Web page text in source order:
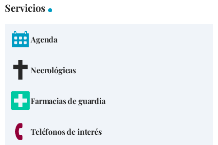
Servicios
Agenda
Necrológicas
Farmacias de guardia
Teléfonos de interés